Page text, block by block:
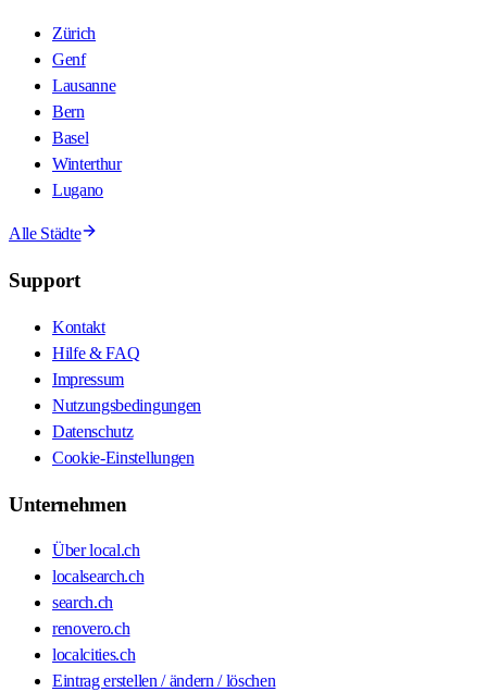
Zürich
Genf
Lausanne
Bern
Basel
Winterthur
Lugano
Alle Städte
Support
Kontakt
Hilfe & FAQ
Impressum
Nutzungsbedingungen
Datenschutz
Cookie-Einstellungen
Unternehmen
Über local.ch
localsearch.ch
search.ch
renovero.ch
localcities.ch
Eintrag erstellen / ändern / löschen